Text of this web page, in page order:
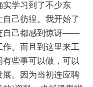
学习到了不少东
己彷徨。我开始了
自己都感到惊讶――
。而且到这里来工
些事可以做，可以
。因为当初连应聘